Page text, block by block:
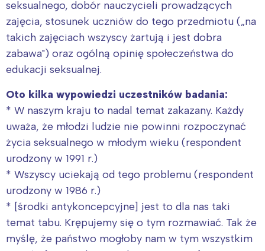
seksualnego, dobór nauczycieli prowadzących
zajęcia, stosunek uczniów do tego przedmiotu („na
takich zajęciach wszyscy żartują i jest dobra
zabawa") oraz ogólną opinię społeczeństwa do
edukacji seksualnej.
Oto kilka wypowiedzi uczestników badania:
* W naszym kraju to nadal temat zakazany. Każdy
uważa, że młodzi ludzie nie powinni rozpoczynać
życia seksualnego w młodym wieku (respondent
urodzony w 1991 r.)
* Wszyscy uciekają od tego problemu (respondent
urodzony w 1986 r.)
* [środki antykoncepcyjne] jest to dla nas taki
temat tabu. Krępujemy się o tym rozmawiać. Tak że
myślę, że państwo mogłoby nam w tym wszystkim